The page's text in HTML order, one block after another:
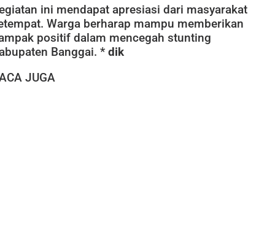
ini mendapat apresiasi dari masyarakat
Warga berharap mampu memberikan
positif dalam mencegah stunting
Banggai. * dik
JUGA